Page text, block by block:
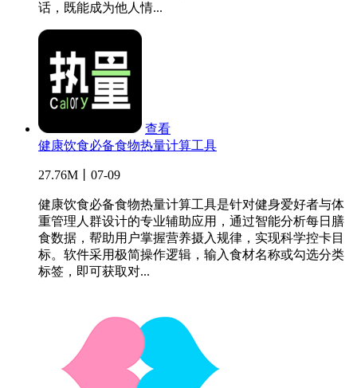
话，既能成为他人情...
查看
健康饮食必备食物热量计算工具
27.76M丨07-09
健康饮食必备食物热量计算工具是针对健身爱好者与体
重管理人群设计的专业辅助应用，通过智能分析每日膳
食数据，帮助用户掌握营养摄入规律，实现科学控卡目
标。软件采用极简操作逻辑，输入食材名称或勾选分类
标签，即可获取对...